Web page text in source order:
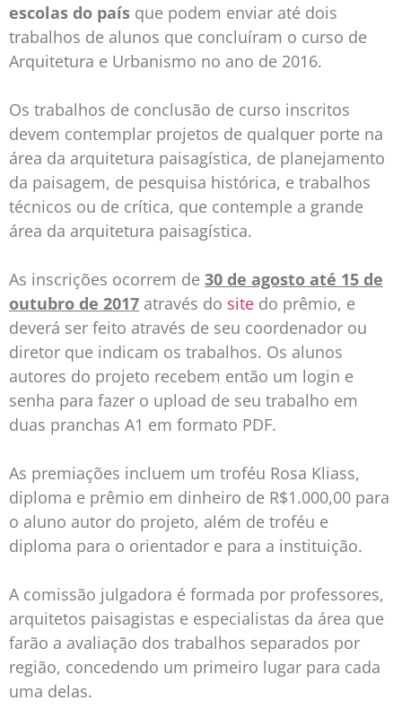
escolas do país que podem enviar até dois
trabalhos de alunos que concluíram o curso de
Arquitetura e Urbanismo no ano de 2016.
Os trabalhos de conclusão de curso inscritos
devem contemplar projetos de qualquer porte na
área da arquitetura paisagística, de planejamento
da paisagem, de pesquisa histórica, e trabalhos
técnicos ou de crítica, que contemple a grande
área da arquitetura paisagística.
As inscrições ocorrem de 30 de agosto até 15 de
outubro de 2017 através do site do prêmio, e
deverá ser feito através de seu coordenador ou
diretor que indicam os trabalhos. Os alunos
autores do projeto recebem então um login e
senha para fazer o upload de seu trabalho em
duas pranchas A1 em formato PDF.
As premiações incluem um troféu Rosa Kliass,
diploma e prêmio em dinheiro de R$1.000,00 para
o aluno autor do projeto, além de troféu e
diploma para o orientador e para a instituição.
A comissão julgadora é formada por professores,
arquitetos paisagistas e especialistas da área que
farão a avaliação dos trabalhos separados por
região, concedendo um primeiro lugar para cada
uma delas.